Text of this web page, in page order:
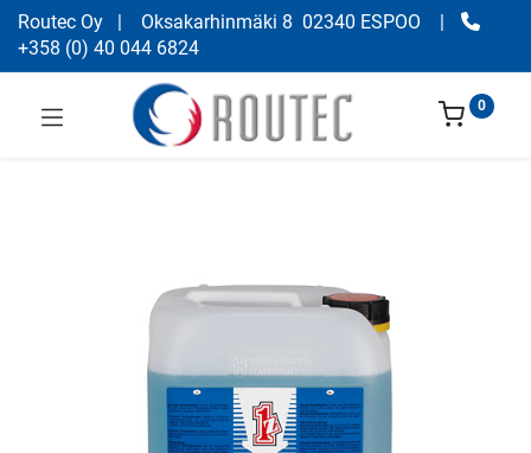
Routec Oy | Oksakarhinmäki 8 02340 ESPOO
|
+358 (0) 40 044 6824
0